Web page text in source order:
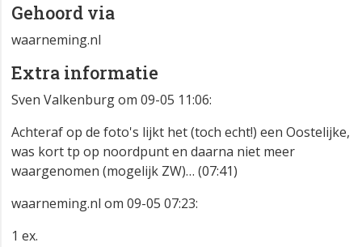
Gehoord via
waarneming.nl
Extra informatie
Sven Valkenburg om 09-05 11:06:
Achteraf op de foto's lijkt het (toch echt!) een Oostelijke,
was kort tp op noordpunt en daarna niet meer
waargenomen (mogelijk ZW)… (07:41)
waarneming.nl om 09-05 07:23:
1 ex.